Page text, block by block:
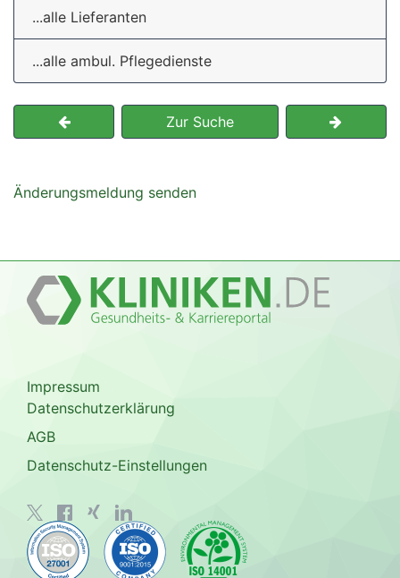
...alle Lieferanten
...alle ambul. Pflegedienste
Zur Suche
Änderungsmeldung senden
Impressum
Datenschutzerklärung
AGB
Datenschutz-Einstellungen